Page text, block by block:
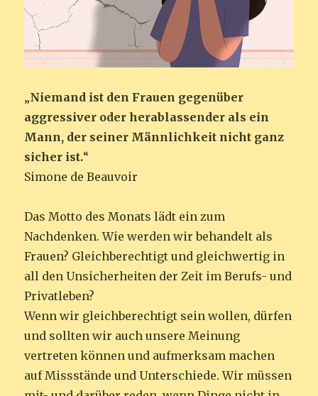
„Niemand ist den Frauen gegenüber
aggressiver oder herablassender als ein
Mann, der seiner Männlichkeit nicht ganz
sicher ist.“
Simone de Beauvoir
Das Motto des Monats lädt ein zum
Nachdenken. Wie werden wir behandelt als
Frauen? Gleichberechtigt und gleichwertig in
all den Unsicherheiten der Zeit im Berufs- und
Privatleben?
Wenn wir gleichberechtigt sein wollen, dürfen
und sollten wir auch unsere Meinung
vertreten können und aufmerksam machen
auf Missstände und Unterschiede. Wir müssen